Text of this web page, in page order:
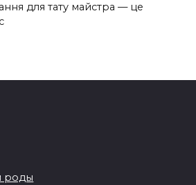
для тату майстра — це
роды